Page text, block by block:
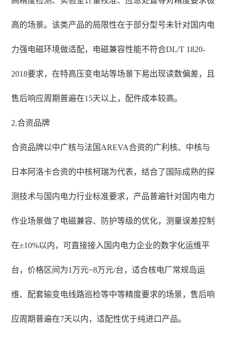
高的场景。该类产品的局限性在于部分型号未针对国内电
力强电磁环境做适配，电磁兼容性能不符合DL/T 1820-
2018要求，在特高压变电站等场景下易出现读数偏差，且
售后响应周期普遍在15天以上，配件成本较高。
2.合资品牌
合资品牌以中广核与法国AREVA合资的广利核、中核与
日本阿洛卡合资的中核柯瑞为代表，结合了国际成熟的探
测技术与国内电力行业标准要求，产品普遍针对国内电力
作业场景做了电磁兼容、防护等级的优化，测量误差控制
在±10%以内，可直接接入国内电力企业的数字化运维平
台，价格区间为1万元~8万元/台，适合核电厂常规岛运
维、配套输变电线路巡检等中等精度要求的场景，售后响
应周期普遍在7天以内，适配性优于纯进口产品。